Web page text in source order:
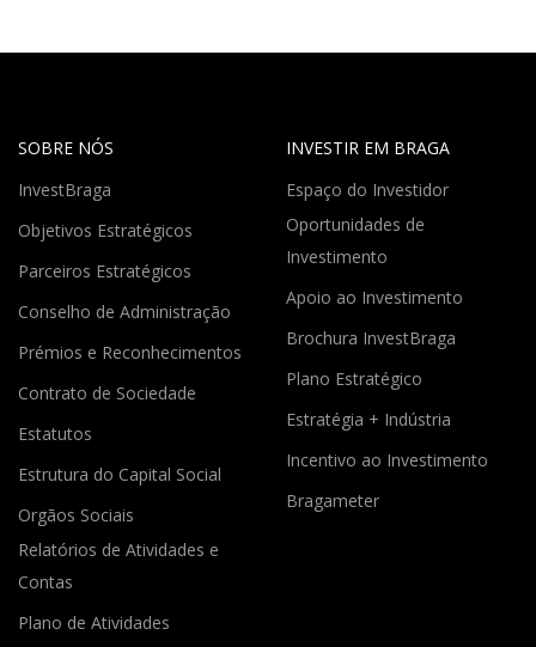
SOBRE NÓS
InvestBraga
Objetivos Estratégicos
Parceiros Estratégicos
Conselho de Administração
Prémios e Reconhecimentos
Contrato de Sociedade
Estatutos
Estrutura do Capital Social
Orgãos Sociais
Relatórios de Atividades e
Contas
Plano de Atividades
INVESTIR EM BRAGA
Espaço do Investidor
Oportunidades de
Investimento
Apoio ao Investimento
Brochura InvestBraga
Plano Estratégico
Estratégia + Indústria
Incentivo ao Investimento
Bragameter